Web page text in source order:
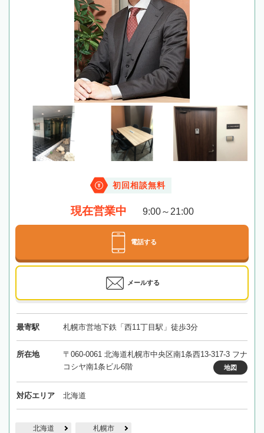
初回相談無料
現在営業中 9:00～21:00
電話する
メールする
最寄駅 札幌市営地下鉄「西11丁目駅」徒歩3分
所在地
〒060-0061 北海道札幌市中央区南1条西13-317-3 フナ
コシヤ南1条ビル6階
地図
対応エリア 北海道
北海道 札幌市